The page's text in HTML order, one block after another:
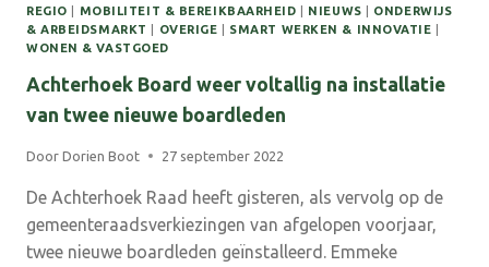
REGIO
MOBILITEIT & BEREIKBAARHEID NIEUWS
ONDERWIJS
& ARBEIDSMARKT
OVERIGE SMART WERKEN & INNOVATIE
WONEN & VASTGOED
Achterhoek Board weer voltallig na installatie
van twee nieuwe boardleden
Door Dorien Boot 27 september 2022
De Achterhoek Raad heeft gisteren, als vervolg op de
gemeenteraadsverkiezingen van afgelopen voorjaar,
twee nieuwe boardleden geïnstalleerd. Emmeke